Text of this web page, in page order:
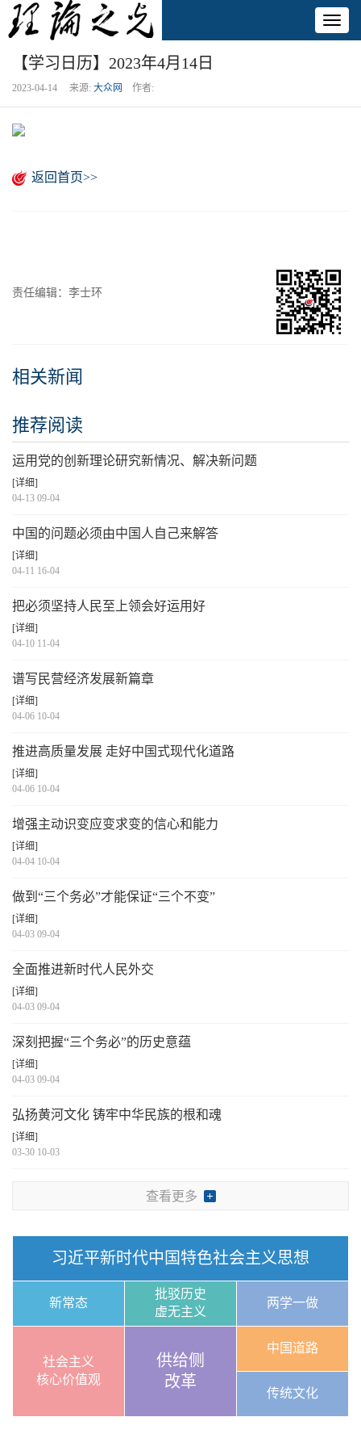
【学习日历】2023年4月14日
2023-04-14 来源: 大众网 作者:
返回首页>>
责任编辑：李士环
相关新闻
推荐阅读
运用党的创新理论研究新情况、解决新问题
[详细]
04-13 09-04
中国的问题必须由中国人自己来解答
[详细]
04-11 16-04
把必须坚持人民至上领会好运用好
[详细]
04-10 11-04
谱写民营经济发展新篇章
[详细]
04-06 10-04
推进高质量发展 走好中国式现代化道路
[详细]
04-06 10-04
增强主动识变应变求变的信心和能力
[详细]
04-04 10-04
做到“三个务必”才能保证“三个不变”
[详细]
04-03 09-04
全面推进新时代人民外交
[详细]
04-03 09-04
深刻把握“三个务必”的历史意蕴
[详细]
04-03 09-04
弘扬黄河文化 铸牢中华民族的根和魂
[详细]
03-30 10-03
查看更多
习近平新时代中国特色社会主义思想
新常态
批驳历史
虚无主义
两学一做
社会主义
核心价值观
供给侧
改革
中国道路
传统文化